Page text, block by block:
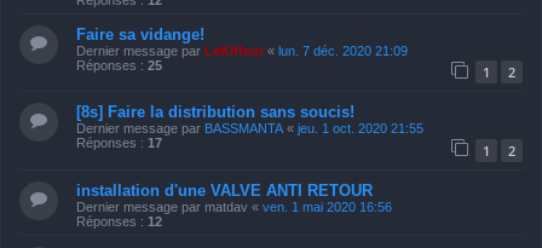
Faire sa vidange!
Dernier message par LeKiffeur « lun. 7 déc. 2020 21:09
Réponses : 25 1 2
[8s] Faire la distribution sans soucis!
Dernier message par BASSMANTA « jeu. 1 oct. 2020 21:55
Réponses : 17 1 2
installation d'une VALVE ANTI RETOUR
Dernier message par matdav « ven. 1 mai 2020 16:56
Réponses : 12